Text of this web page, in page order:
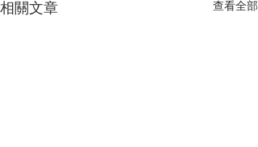
相關文章 查看全部